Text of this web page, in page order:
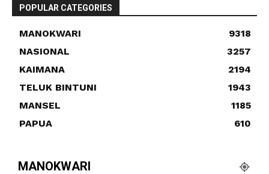
POPULAR CATEGORIES
MANOKWARI
9318
NASIONAL
3257
KAIMANA
2194
TELUK BINTUNI
1943
MANSEL
1185
PAPUA
610
MANOKWARI